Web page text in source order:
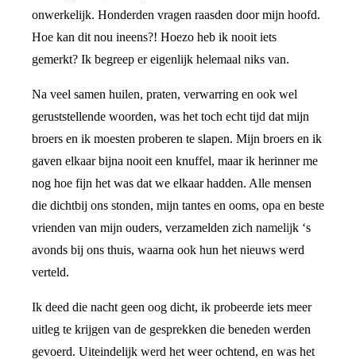
onwerkelijk. Honderden vragen raasden door mijn hoofd.
Hoe kan dit nou ineens?! Hoezo heb ik nooit iets
gemerkt? Ik begreep er eigenlijk helemaal niks van.
Na veel samen huilen, praten, verwarring en ook wel
geruststellende woorden, was het toch echt tijd dat mijn
broers en ik moesten proberen te slapen. Mijn broers en ik
gaven elkaar bijna nooit een knuffel, maar ik herinner me
nog hoe fijn het was dat we elkaar hadden. Alle mensen
die dichtbij ons stonden, mijn tantes en ooms, opa en beste
vrienden van mijn ouders, verzamelden zich namelijk ‘s
avonds bij ons thuis, waarna ook hun het nieuws werd
verteld.
Ik deed die nacht geen oog dicht, ik probeerde iets meer
uitleg te krijgen van de gesprekken die beneden werden
gevoerd. Uiteindelijk werd het weer ochtend, en was het